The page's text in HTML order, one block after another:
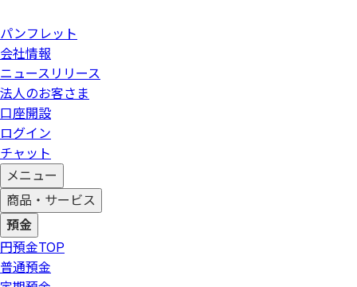
パンフレット
会社情報
ニュースリリース
法人のお客さま
口座開設
ログイン
チャット
メニュー
商品・サービス
預金
円預金TOP
普通預金